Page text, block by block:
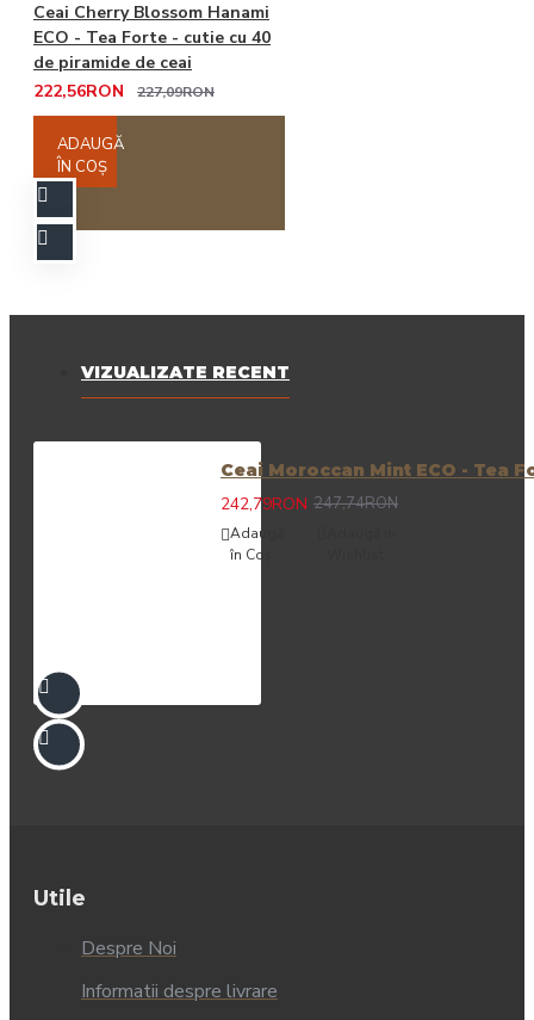
Ceai Cherry Blossom Hanami
ECO - Tea Forte - cutie cu 40
de piramide de ceai
222,56RON
227,09RON
ADAUGĂ
ÎN COŞ
VIZUALIZATE RECENT
Ceai Moroccan Mint ECO - Tea
242,79RON 247,74RON
Adaugă
în Coş
Utile
Despre Noi
Informatii despre livrare